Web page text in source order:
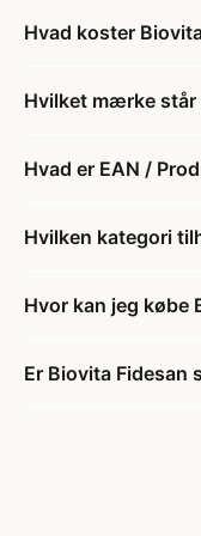
Hvad koster
Hvilket mærke står
Hvad er EAN /
Hvilken kategori
Hvor kan jeg købe
Er Biovita Fidesan